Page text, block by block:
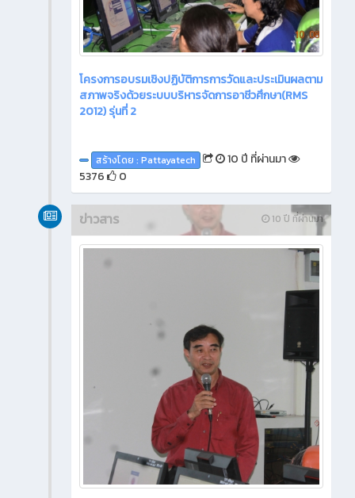
โครงการอบรมเชิงปฏิบัติการการวัดและประเมินผลตาม
สภาพจริงด้วยระบบบริหารจัดการอาชีวศึกษา(RMS
2012) รุ่นที่ 2
สร้างโดย : Pattayatech
10 ปี ที่ผ่านมา
5376
0
10 ปี ที่ผ่านมา
ข่าวสาร